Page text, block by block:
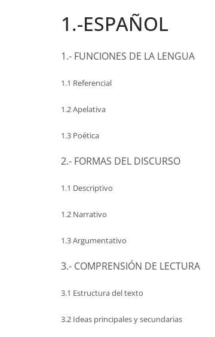
1.-ESPAÑOL
1.- FUNCIONES DE LA LENGUA
1.1 Referencial
1.2 Apelativa
1.3 Poética
2.- FORMAS DEL DISCURSO
1.1 Descriptivo
1.2 Narrativo
1.3 Argumentativo
3.- COMPRENSIÓN DE LECTURA
3.1 Estructura del texto
3.2 Ideas principales y secundarias